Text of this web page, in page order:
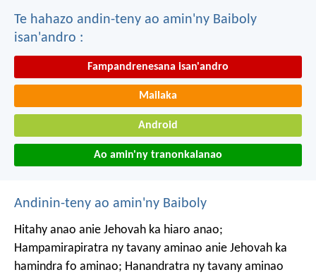
Te hahazo andin-teny ao amin'ny Baiboly
isan'andro :
Fampandrenesana isan'andro
Mailaka
Android
Ao amin'ny tranonkalanao
Andinin-teny ao amin'ny Baiboly
Hitahy anao anie Jehovah ka hiaro anao;
Hampamirapiratra ny tavany aminao anie Jehovah ka
hamindra fo aminao; Hanandratra ny tavany aminao